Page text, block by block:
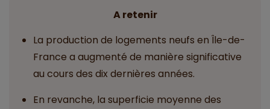
A retenir
La production de logements neufs en Île-de-
France a augmenté de manière significative
au cours des dix dernières années.
En revanche, la superficie moyenne des